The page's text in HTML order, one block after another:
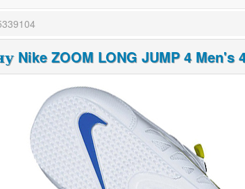
ZOOM LONG JUMP 4 Men's